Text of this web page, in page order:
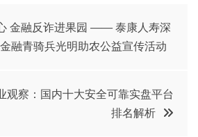
金融反诈进果园 —— 泰康人寿深
融青骑兵光明助农公益宣传活动
观察：国内十大安全可靠实盘平台
排名解析